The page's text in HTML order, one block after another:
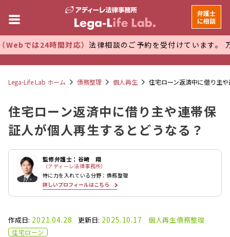
時間対応）法律相談のご予約を受付けています。 万全な管理
弁護士
に相談
Lega-Life Lab ホーム 債務整理 個人再生 住宅ローン返済中に借り主
住宅ローン返済中に借り主や連帯保
証人が個人再生するとどうなる？
監修弁護士：谷崎 翔
（アディーレ法律事務所）
特に力を入れている分野：債務整理
詳しいプロフィールはこちら
作成日: 2021.04.28 更新日: 2025.10.17 個人再生債務整理
住宅ローン